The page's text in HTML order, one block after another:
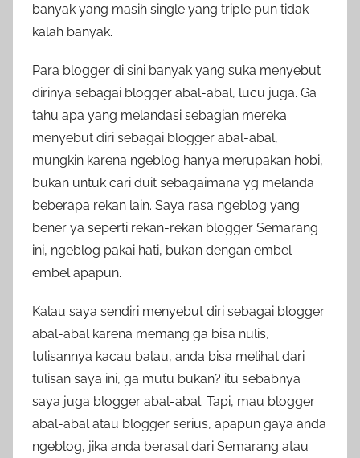
banyak yang masih single yang triple pun tidak
kalah banyak.
Para blogger di sini banyak yang suka menyebut
dirinya sebagai blogger abal-abal, lucu juga. Ga
tahu apa yang melandasi sebagian mereka
menyebut diri sebagai blogger abal-abal,
mungkin karena ngeblog hanya merupakan hobi,
bukan untuk cari duit sebagaimana yg melanda
beberapa rekan lain. Saya rasa ngeblog yang
bener ya seperti rekan-rekan blogger Semarang
ini, ngeblog pakai hati, bukan dengan embel-
embel apapun.
Kalau saya sendiri menyebut diri sebagai blogger
abal-abal karena memang ga bisa nulis,
tulisannya kacau balau, anda bisa melihat dari
tulisan saya ini, ga mutu bukan? itu sebabnya
saya juga blogger abal-abal. Tapi, mau blogger
abal-abal atau blogger serius, apapun gaya anda
ngeblog, jika anda berasal dari Semarang atau